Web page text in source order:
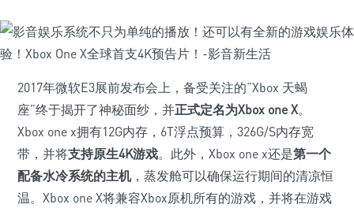
2017年微软E3展前发布会上，备受关注的“Xbox 天蝎
座”终于揭开了神秘面纱，并正式定名为Xbox one X。
Xbox one x拥有12G内存，6T浮点预算，326G/S内存宽
带，并将支持原生4K游戏。此外，Xbox one x还是第一个
配备水冷系统的主机，蒸发舱可以确保运行期间的清凉恒
温。Xbox one X将兼容Xbox原机所有的游戏，并将在游戏